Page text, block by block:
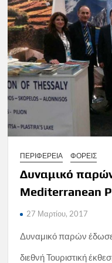
ΠΕΡΙΦΕΡΕΙΑ ΦΟΡΕΙΣ
Δυναμικό
Mediterranean
27 Μαρτίου, 2017
Δυναμικό παρών
διεθνή Τουριστική